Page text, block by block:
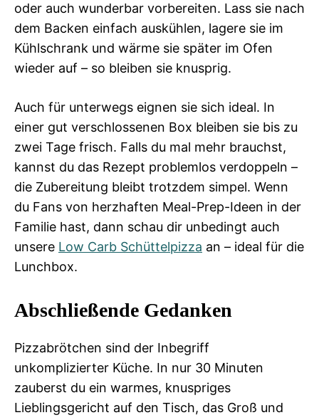
oder auch wunderbar vorbereiten. Lass sie nach
dem Backen einfach auskühlen, lagere sie im
Kühlschrank und wärme sie später im Ofen
wieder auf – so bleiben sie knusprig.
Auch für unterwegs eignen sie sich ideal. In
einer gut verschlossenen Box bleiben sie bis zu
zwei Tage frisch. Falls du mal mehr brauchst,
kannst du das Rezept problemlos verdoppeln –
die Zubereitung bleibt trotzdem simpel. Wenn
du Fans von herzhaften Meal-Prep-Ideen in der
Familie hast, dann schau dir unbedingt auch
unsere Low Carb Schüttelpizza an – ideal für die
Lunchbox.
Abschließende Gedanken
Pizzabrötchen sind der Inbegriff
unkomplizierter Küche. In nur 30 Minuten
zauberst du ein warmes, knuspriges
Lieblingsgericht auf den Tisch, das Groß und